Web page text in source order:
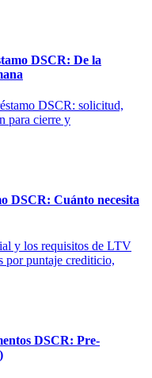
DSCR: De la
DSCR: solicitud,
para cierre y
DSCR: Cuánto necesita
y los requisitos de LTV
por puntaje crediticio,
DSCR: Pre-